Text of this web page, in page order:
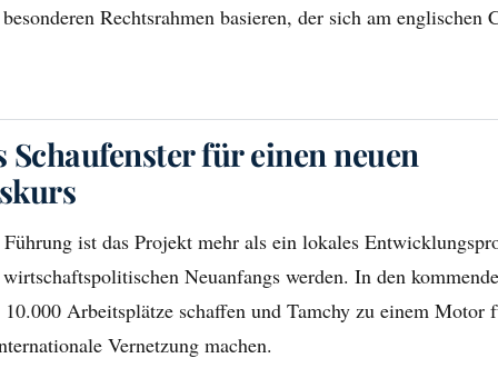
Rechtsrahmen basieren, der sich am englischen
Schaufenster für einen neuen
ist das Projekt mehr als ein lokales
Neuanfangs werden. In den
Arbeitsplätze schaffen und Tamchy zu einem Motor
Vernetzung machen.